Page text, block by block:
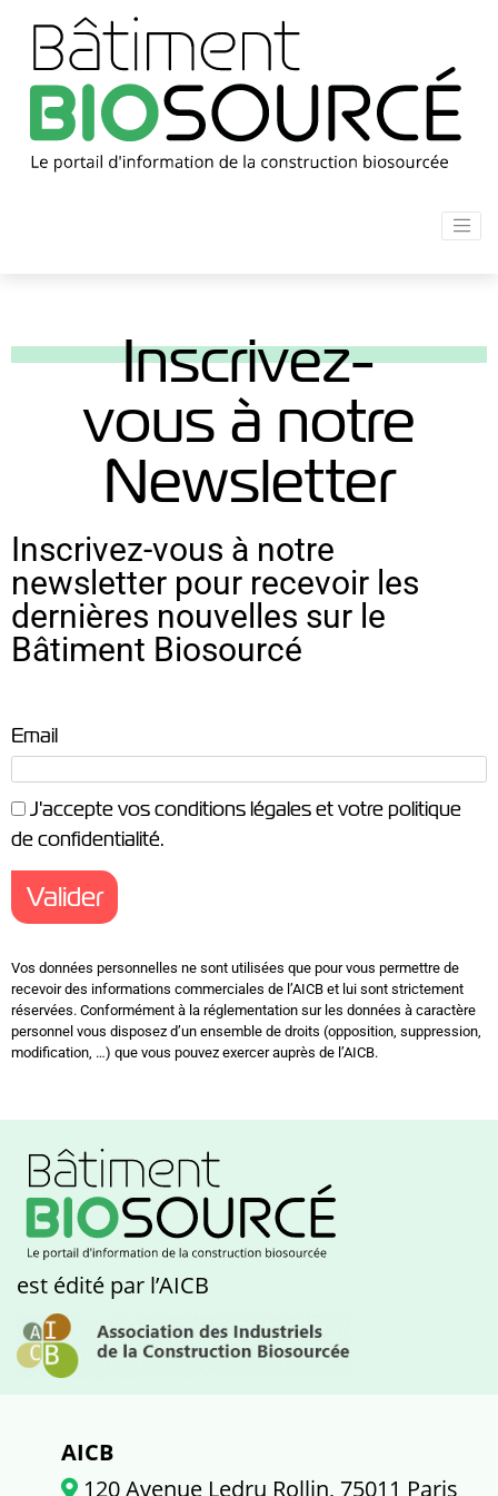
Inscrivez-
vous à notre
Newsletter
Inscrivez-vous à notre
newsletter pour recevoir les
dernières nouvelles sur le
Bâtiment Biosourcé
Email
J'accepte vosconditions légaleset votrepolitique
de confidentialité.
Vos données personnelles ne sont utilisées que pour vous permettre de
recevoir des informations commerciales de l’AICB et lui sont strictement
réservées. Conformément à la réglementation sur les données à caractère
personnel vous disposez d’un ensemble de droits (opposition, suppression,
modification, …) que vous pouvez exercer auprès de l’AICB.
est édité par l’AICB
AICB
120 Avenue Ledru Rollin, 75011 Paris